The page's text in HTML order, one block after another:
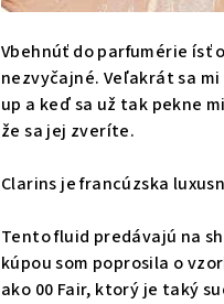
Vbehnúť do parfumérie ísť
nezvyčajné. Veľakrát sa
up a keď sa už tak pekne
že sa jej zveríte.
Clarins je francúzska
Tento fluid predávajú na
kúpou som poprosila o
ako 00 Fair, ktorý je taký